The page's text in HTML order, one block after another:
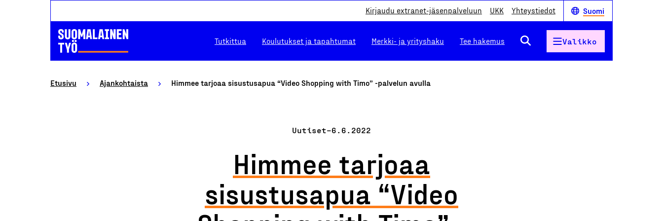
Kirjaudu extranet-jäsenpalveluun UKK Yhteystiedot Suomi
Tutkittua Koulutukset ja tapahtumat Merkki- ja yrityshaku Tee hakemus Valikko
Etusivu Ajankohtaista Himmee tarjoaa sisustusapua “Video Shopping with Timo” -palvelun avulla
Uutiset–6.6.2022
Himmee tarjoaa
sisustusapua “Video